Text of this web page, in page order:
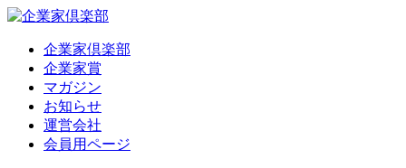
企業家倶楽部
企業家賞
マガジン
お知らせ
運営会社
会員用ページ